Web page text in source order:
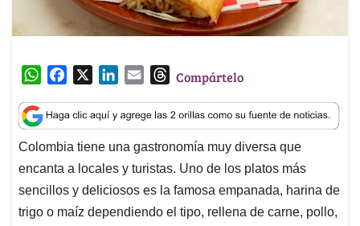
W
a
t
s
A
p
p
c
e
b
o
o
k
n
k
e
d
I
n
a
i
l
T
r
e
a
d
s
Compártelo
Colombia tiene una gastronomía muy diversa que
encanta a locales y turistas. Uno de los platos más
sencillos y deliciosos es la famosa empanada, harina de
trigo o maíz dependiendo el tipo, rellena de carne, pollo,